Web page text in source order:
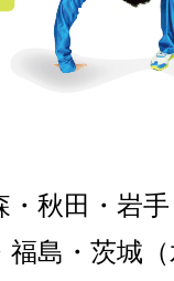
秋田・岩
福島・茨城